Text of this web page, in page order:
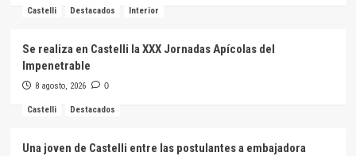
Castelli Destacados Interior
Se realiza en Castelli la XXX Jornadas Apícolas del
Impenetrable
8 agosto, 2026 0
Castelli Destacados
Una joven de Castelli entre las postulantes a embajadora